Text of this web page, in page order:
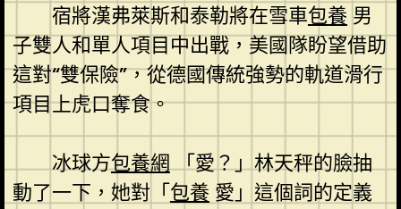
宿將漢弗萊斯和泰勒將在雪車包養 男
子雙人和單人項目中出戰，美國隊盼望借助
這對“雙保險”，從德國傳統強勢的軌道滑行
項目上虎口奪食。
冰球方包養網「愛？」林天秤的臉抽
動了一下，她對「包養 愛」這個詞的定義